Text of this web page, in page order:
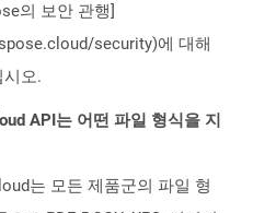
의 보안 관행]
security)에 대해
오.
API는 어떤 파일 형식을 지
는 모든 제품군의 파일 형